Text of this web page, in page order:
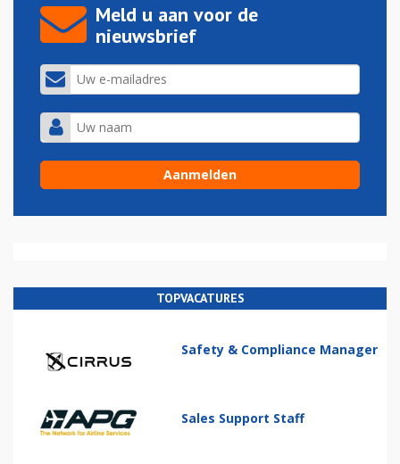
Meld u aan voor de
nieuwsbrief
TOPVACATURES
Safety & Compliance Manager
Sales Support Staff